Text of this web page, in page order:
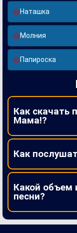
Наташка
Молния
Папироска
Как скачать
Мама!?
Как
Какой объем
песни?